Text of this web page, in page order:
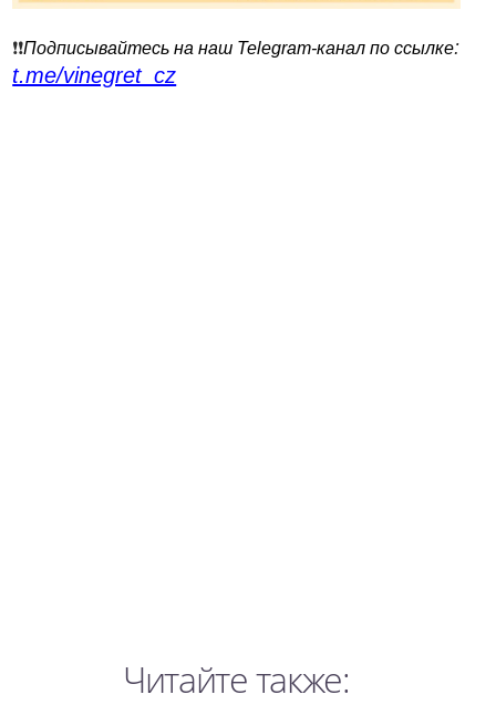
❗️❗️Подписывайтесь на наш Telegram-канал по ссылке:
t.me/vinegret_cz
Читайте также: